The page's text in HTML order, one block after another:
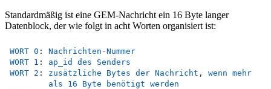
Standardmäßig ist eine GEM-Nachricht ein 16 Byte langer
Datenblock, der wie folgt in acht Worten organisiert ist:
WORT 0 Nachrichten -Nummer
WORT 1 ap_id des
Senders
WORT 2 zusätzliche Bytes der Nachricht , wenn mehr
als
16 Byte benötigt werden